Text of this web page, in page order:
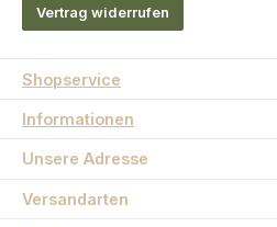
Vertrag widerrufen
Shopservice
Informationen
Unsere Adresse
Versandarten